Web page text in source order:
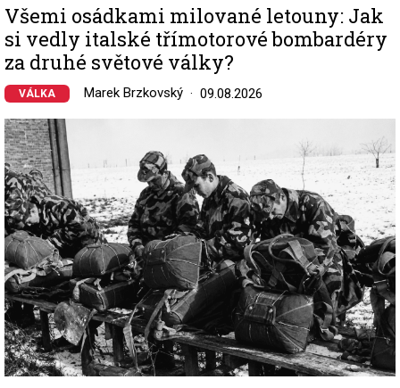
Všemi osádkami milované letouny: Jak
si vedly italské třímotorové bombardéry
za druhé světové války?
VÁLKA Marek Brzkovský 09.08.2026
Image